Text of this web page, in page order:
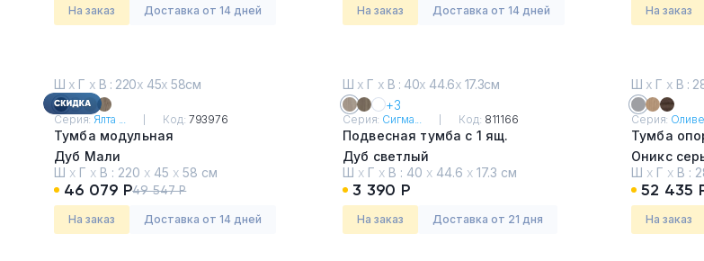
На заказ Доставка от 14 дней На заказ Доставка от 14 дней На заказ
Ш х Г х В : 220х 45х 58см
Серия: Ялта ... Код: 793976
Тумба модульная
Дуб Мали
Ш х Г х В : 220 х 45 х 58 см
46 079 Р49 547 Р
На заказ Доставка от 14 дней
Ш х Г х В : 40х 44.6х 17.3см
+3
Серия: Сигма... Код: 811166
Подвесная тумба с 1 ящ.
Дуб светлый
Ш х Г х В : 40 х 44.6 х 17.3 см
3 390 Р
На заказ Доставка от 21 дня
Ш х Г х В :
Серия:
Тумба
Оникс
Ш х Г х В :
52 435
На заказ